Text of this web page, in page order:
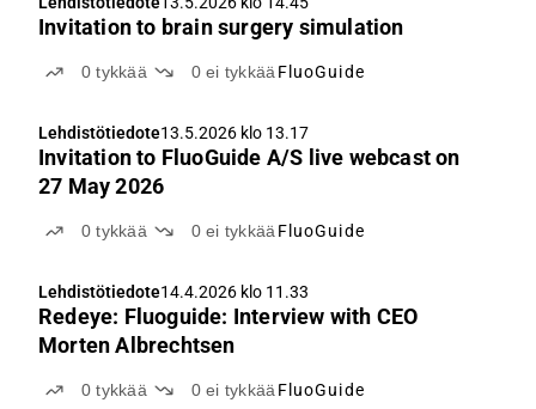
Invitation to brain surgery simulation
0tykkää 0ei tykkää FluoGuide
Lehdistötiedote13.5.2026 klo 13.17
Invitation to FluoGuide A/S live webcast on
27 May 2026
0tykkää 0ei tykkää FluoGuide
Lehdistötiedote14.4.2026 klo 11.33
Redeye: Fluoguide: Interview with CEO
Morten Albrechtsen
0tykkää 0ei tykkää FluoGuide